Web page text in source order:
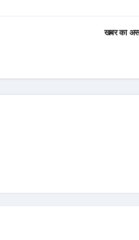
खबर का